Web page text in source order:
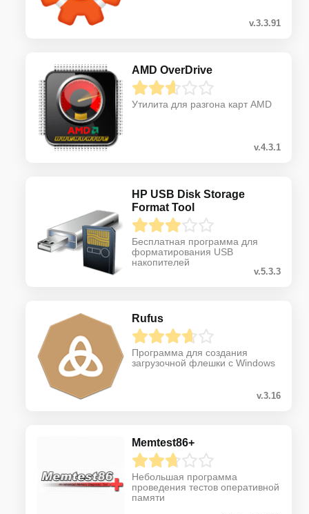
v.3.3.91
AMD OverDrive
Утилита для разгона карт AMD
v.4.3.1
HP USB Disk Storage
Format Tool
Бесплатная программа для
форматирования USB
накопителей
v.5.3.3
Rufus
Программа для создания
загрузочной флешки с Windows
v.3.16
Memtest86+
Небольшая программа
проведения тестов оперативной
памяти